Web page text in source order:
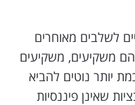
לשלבים מאוחרים
משקיעים, משקיעים
יותר נוטים להביא
שאינן פיננסיות